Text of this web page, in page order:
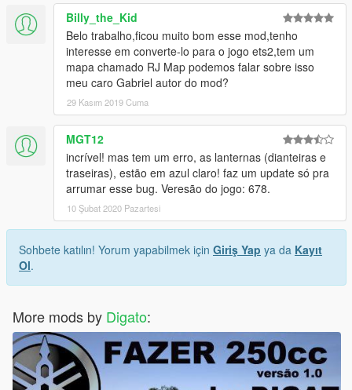
Billy_the_Kid
Belo trabalho,ficou muito bom esse mod,tenho
interesse em converte-lo para o jogo ets2,tem um
mapa chamado RJ Map podemos falar sobre isso
meu caro Gabriel autor do mod?
29 Kasım 2019 Cuma
MGT12
incrível! mas tem um erro, as lanternas (dianteiras e
traseiras), estão em azul claro! faz um update só pra
arrumar esse bug. Veresão do jogo: 678.
10 Şubat 2020 Pazartesi
Sohbete katılın! Yorum yapabilmek için Giriş Yap ya da Kayıt
Ol.
More mods by Digato: